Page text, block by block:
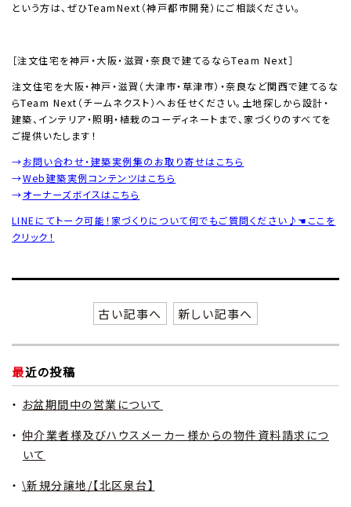
という方は、ぜひTeamNext（神戸都市開発）にご相談ください。
［注文住宅を神戸・大阪・滋賀・奈良で建てるならTeam Next］
注文住宅を大阪・神戸・滋賀（大津市・草津市）・奈良など関西で建てるな
らTeam Next（チームネクスト）へお任せください。土地探しから設計・
建築、インテリア・照明・植栽のコーディネートまで、家づくりのすべてを
ご提供いたします！
→お問い合わせ・建築実例集のお取り寄せはこちら
→Web建築実例コンテンツはこちら
→オーナーズボイスはこちら
LINEにてトーク可能！家づくりについて何でもご質問ください♪☚ここを
クリック！
古い記事へ 新しい記事へ
最近の投稿
お盆期間中の営業について
仲介業者様及びハウスメーカー様からの物件資料請求につ
いて
\新規分譲地/【北区泉台】